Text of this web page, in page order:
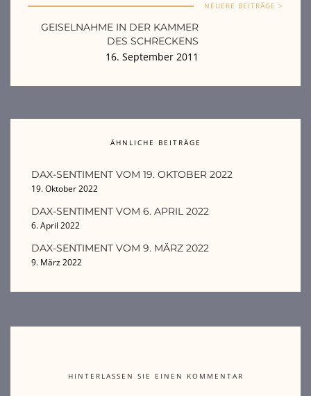
NEUERE BEITRÄGE >
GEISELNAHME IN DER KAMMER
DES SCHRECKENS
16. September 2011
ÄHNLICHE BEITRÄGE
DAX-SENTIMENT VOM 19. OKTOBER 2022
19. Oktober 2022
DAX-SENTIMENT VOM 6. APRIL 2022
6. April 2022
DAX-SENTIMENT VOM 9. MÄRZ 2022
9. März 2022
HINTERLASSEN SIE EINEN KOMMENTAR